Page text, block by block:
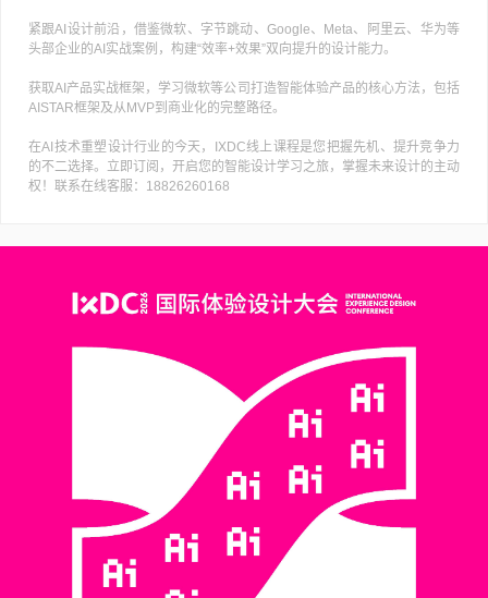
紧跟AI设计前沿，借鉴微软、字节跳动、Google、Meta、阿里云、华为等
头部企业的AI实战案例，构建“效率+效果”双向提升的设计能力。
获取AI产品实战框架，学习微软等公司打造智能体验产品的核心方法，包括
AISTAR框架及从MVP到商业化的完整路径。
在AI技术重塑设计行业的今天，IXDC线上课程是您把握先机、提升竞争力
的不二选择。立即订阅，开启您的智能设计学习之旅，掌握未来设计的主动
权！联系在线客服：18826260168